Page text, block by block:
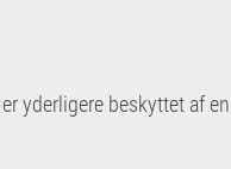
yderligere beskyttet af